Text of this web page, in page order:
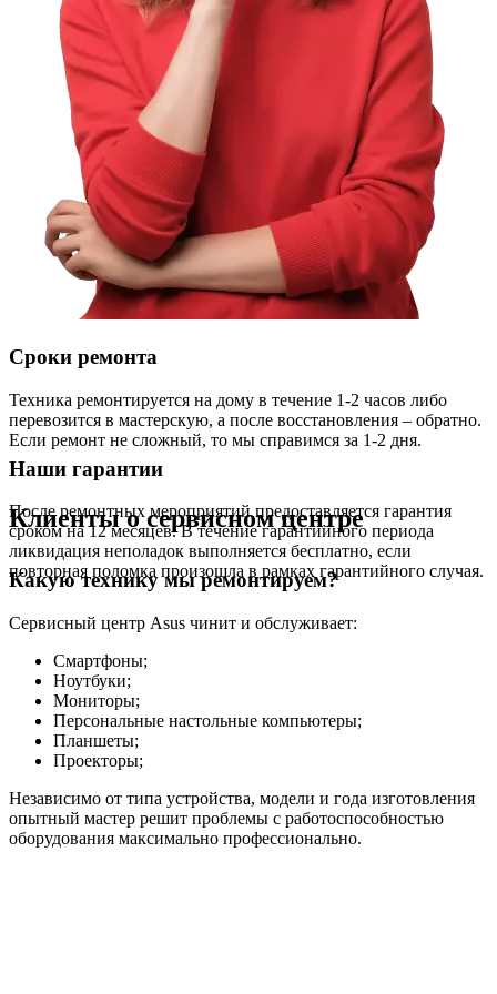
Сроки ремонта
Техника ремонтируется на дому в течение 1-2 часов либо
перевозится в мастерскую, а после восстановления – обратно.
Если ремонт не сложный, то мы справимся за 1-2 дня.
Наши гарантии
После ремонтных мероприятий предоставляется гарантия
сроком на 12 месяцев. В течение гарантийного периода
ликвидация неполадок выполняется бесплатно, если
повторная поломка произошла в рамках гарантийного случая.
Какую технику мы ремонтируем?
Сервисный центр Asus чинит и обслуживает:
Смартфоны;
Ноутбуки;
Мониторы;
Персональные настольные компьютеры;
Планшеты;
Проекторы;
Независимо от типа устройства, модели и года изготовления
опытный мастер решит проблемы с работоспособностью
оборудования максимально профессионально.
Клиенты о сервисном центре